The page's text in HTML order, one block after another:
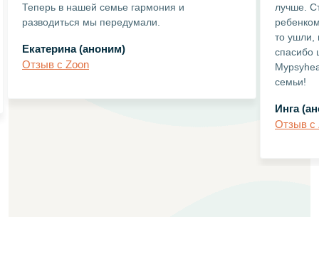
Теперь в нашей семье гармония и
разводиться мы передумали.
Екатерина (аноним)
Отзыв с Zoon
лучше.
то ушли,
спасибо
семьи!
Инга
Отзыв с